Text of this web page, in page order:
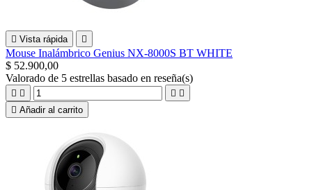
 Vista rápida 
Mouse Inalámbrico Genius NX-8000S BT WHITE
$ 52.900,00
Valorado de 5 estrellas basado en reseña(s)
   
 Añadir al carrito